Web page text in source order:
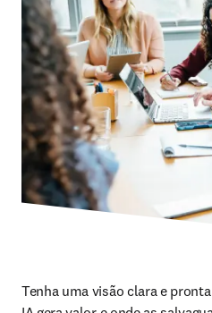
Tenha uma visão clara e